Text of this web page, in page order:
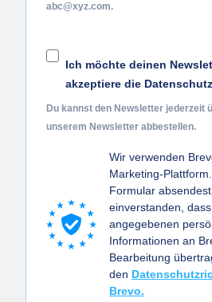
abc@xyz.com.
Ich möchte deinen
akzeptiere die
Du kannst den Newsletter jederzeit
unserem Newsletter abbestellen.
Wir verwenden
Marketing-
Formular
einverstanden,
angegebenen
Informationen an
Bearbeitung
den
Brevo.